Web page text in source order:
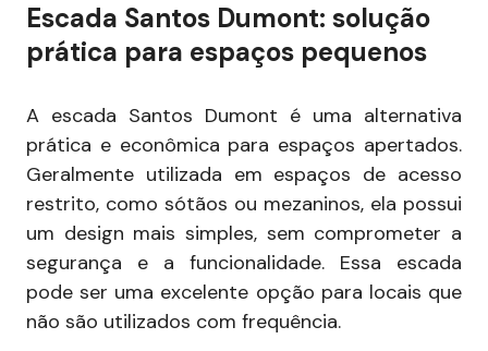
Escada Santos Dumont: solução
prática para espaços pequenos
A escada Santos Dumont é uma alternativa
prática e econômica para espaços apertados.
Geralmente utilizada em espaços de acesso
restrito, como sótãos ou mezaninos, ela possui
um design mais simples, sem comprometer a
segurança e a funcionalidade. Essa escada
pode ser uma excelente opção para locais que
não são utilizados com frequência.